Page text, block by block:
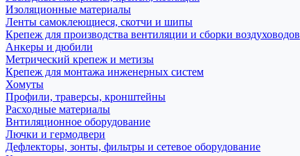
Изоляционные материалы
Ленты самоклеющиеся, скотчи и шипы
Крепеж для производства вентиляции и сборки воздуховодов
Анкеры и дюбили
Метрический крепеж и метизы
Крепеж для монтажа инженерных систем
Хомуты
Профили, траверсы, кронштейны
Расходные материалы
Внтиляционное оборудование
Лючки и гермодвери
Дефлекторы, зонты, фильтры и сетевое оборудование